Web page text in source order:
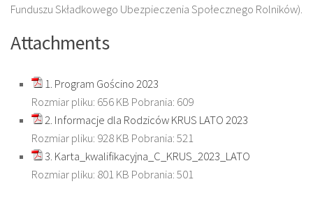
Funduszu Składkowego Ubezpieczenia Społecznego Rolników).
Attachments
1. Program Gościno 2023
Rozmiar pliku: 656 KB Pobrania: 609
2. Informacje dla Rodziców KRUS LATO 2023
Rozmiar pliku: 928 KB Pobrania:521
3. Karta_kwalifikacyjna_C_KRUS_2023_LATO
Rozmiar pliku: 801 KB Pobrania:501